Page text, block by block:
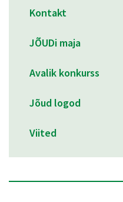
Kontakt
JÕUDi maja
Avalik konkurss
Jõud logod
Viited